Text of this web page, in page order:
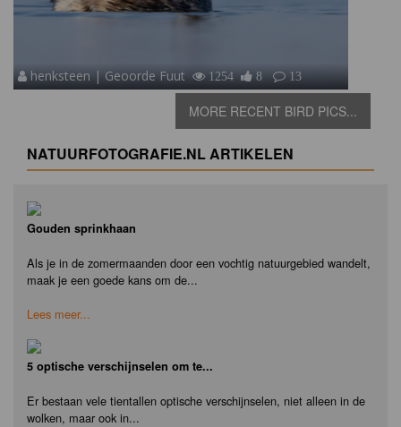
henksteen | Geoorde Fuut 1254 8 13
MORE RECENT BIRD PICS...
NATUURFOTOGRAFIE.NL ARTIKELEN
Gouden sprinkhaan
Als je in de zomermaanden door een vochtig natuurgebied wandelt,
maak je een goede kans om de...
Lees meer...
5 optische verschijnselen om te...
Er bestaan vele tientallen optische verschijnselen, niet alleen in de
wolken, maar ook in...